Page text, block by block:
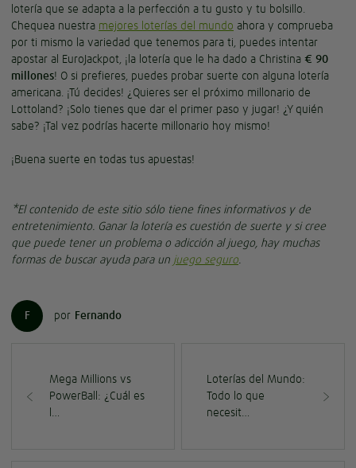
lotería que se adapta a la perfección a tu gusto y tu bolsillo.
Chequea nuestra mejores loterías del mundo ahora y comprueba
por ti mismo la variedad que tenemos para ti, puedes intentar
apostar al EuroJackpot, ¡la lotería que le ha dado a Christina € 90
millones! O si prefieres, puedes probar suerte con alguna lotería
americana. ¡Tú decides! ¿Quieres ser el próximo millonario de
Lottoland? ¡Solo tienes que dar el primer paso y jugar! ¿Y quién
sabe? ¡Tal vez podrías hacerte millonario hoy mismo!
¡Buena suerte en todas tus apuestas!
*El contenido de este sitio sólo tiene fines informativos y de
entretenimiento. Ganar la lotería es cuestión de suerte y si cree
que puede tener un problema o adicción al juego, hay muchas
formas de buscar ayuda para un juego seguro.
F por Fernando
Mega Millions vs
PowerBall: ¿Cuál es
l…
Loterías del Mundo:
Todo lo que
necesit…